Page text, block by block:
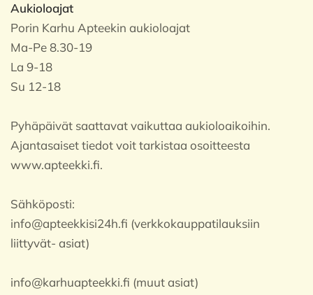
Aukioloajat
Porin Karhu Apteekin aukioloajat
Ma-Pe 8.30-19
La 9-18
Su 12-18
Pyhäpäivät saattavat vaikuttaa aukioloaikoihin.
Ajantasaiset tiedot voit tarkistaa osoitteesta
www.apteekki.fi.
Sähköposti:
info@apteekkisi24h.fi (verkkokauppatilauksiin
liittyvät- asiat)
info@karhuapteekki.fi (muut asiat)